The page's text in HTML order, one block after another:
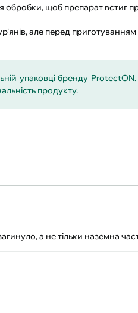
обробки, щоб препарат встиг
але перед приготуванням
упаковці бренду
продукту.
а не тільки наземна